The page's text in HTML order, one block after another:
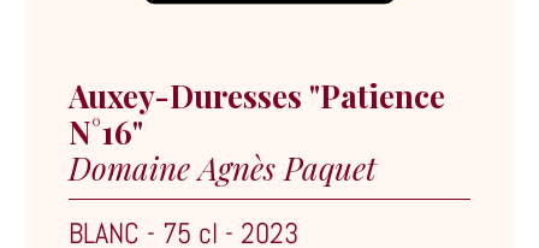
Auxey-Duresses "Patience
N°16"
Domaine Agnès Paquet
BLANC - 75 cl - 2023